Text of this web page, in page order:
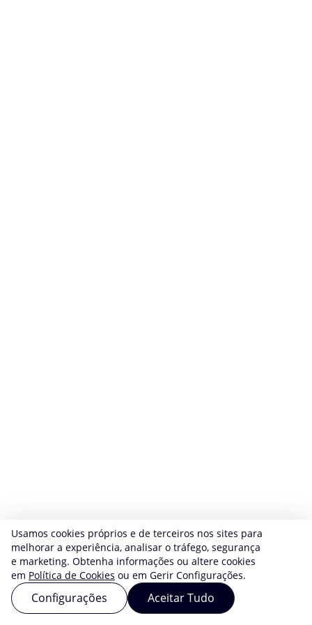
Usamos cookies próprios e de terceiros nos sites para
melhorar a experiência, analisar o tráfego, segurança
e marketing. Obtenha informações ou altere cookies
em Política de Cookies ou em Gerir Configurações.
Configurações Aceitar Tudo